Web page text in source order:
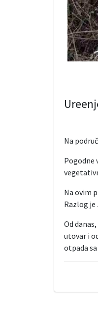
Na
Pogodne
Na ovim
Razlog
Od
utovar i
otpada